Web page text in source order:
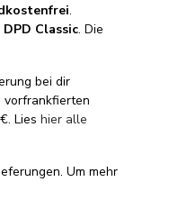
.
Classic. Die
bei dir
vorfrankfierten
Lieshier alle
Um mehr